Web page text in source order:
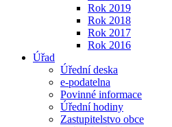
Rok 2019
Rok 2018
Rok 2017
Rok 2016
Úřad
Úřední deska
e-podatelna
Povinné informace
Úřední hodiny
Zastupitelstvo obce